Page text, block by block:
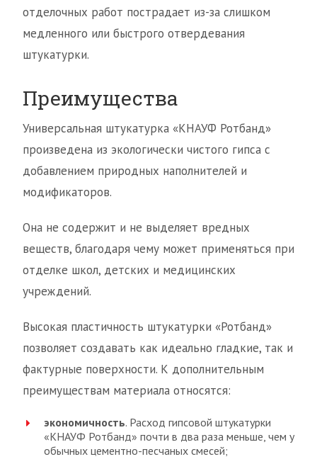
отделочных работ пострадает из-за слишком
медленного или быстрого отвердевания
штукатурки.
Преимущества
Универсальная штукатурка «КНАУФ Ротбанд»
произведена из экологически чистого гипса с
добавлением природных наполнителей и
модификаторов.
Она не содержит и не выделяет вредных
веществ, благодаря чему может применяться при
отделке школ, детских и медицинских
учреждений.
Высокая пластичность штукатурки «Ротбанд»
позволяет создавать как идеально гладкие, так и
фактурные поверхности. К дополнительным
преимуществам материала относятся:
экономичность. Расход гипсовой штукатурки
«КНАУФ Ротбанд» почти в два раза меньше, чем у
обычных цементно-песчаных смесей;